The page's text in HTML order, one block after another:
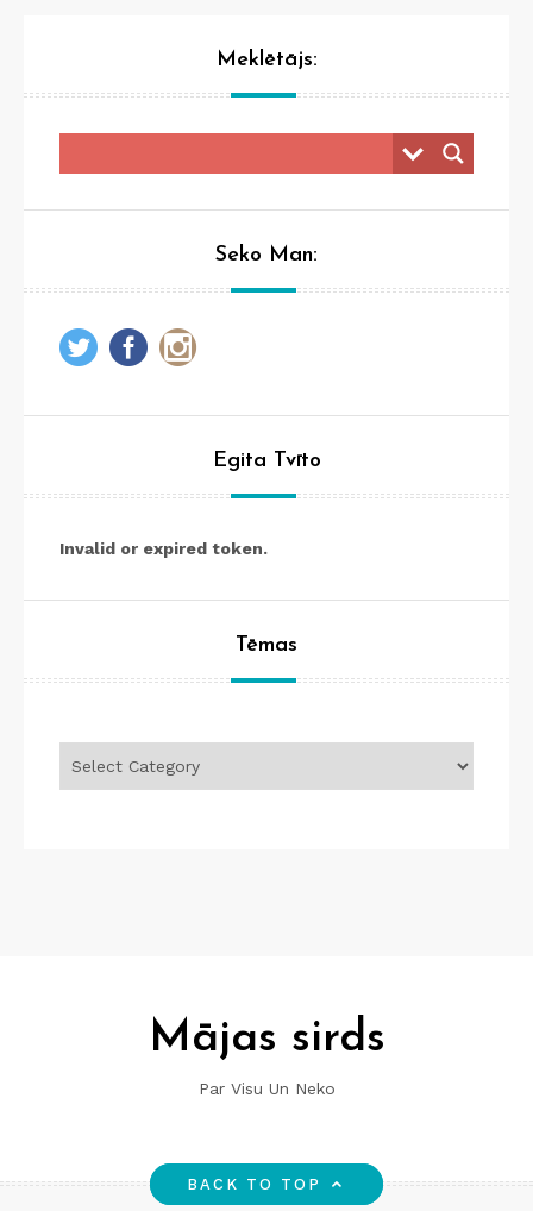
Meklētājs:
Seko Man:
Egita Tvīto
Invalid or expired token.
Tēmas
Mājas sirds
Par Visu Un Neko
BACK TO TOP